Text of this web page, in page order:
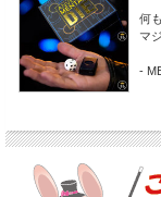
何
マ
-